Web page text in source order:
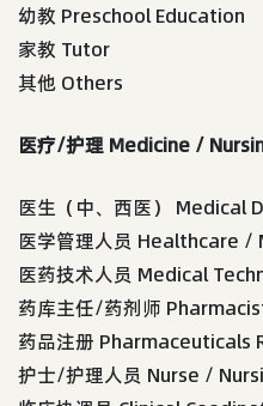
幼教 Preschool Education
家教 Tutor
其他 Others
医疗/护理 Medicine /
医生（中、西医） Medical
医学管理人员 Healthcare
医药技术人员 Medical
药库主任/药剂师
药品注册 Pharmaceuticals
护士/护理人员 Nurse /